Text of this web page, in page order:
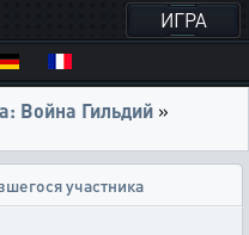
ИГРА
Война Гильдий »
участника